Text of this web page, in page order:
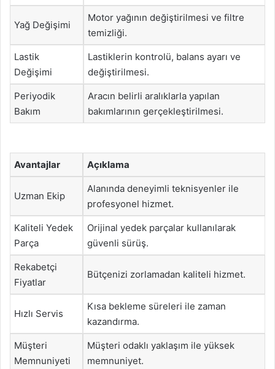
Yağ Değişimi
Motor yağının değiştirilmesi ve filtre
temizliği.
Lastik
Değişimi
Lastiklerin kontrolü, balans ayarı ve
değiştirilmesi.
Periyodik
Bakım
Aracın belirli aralıklarla yapılan
bakımlarının gerçekleştirilmesi.
Avantajlar Açıklama
Uzman Ekip
Alanında deneyimli teknisyenler ile
profesyonel hizmet.
Kaliteli Yedek
Parça
Orijinal yedek parçalar kullanılarak
güvenli sürüş.
Rekabetçi
Fiyatlar
Bütçenizi zorlamadan kaliteli hizmet.
Hızlı Servis
Kısa bekleme süreleri ile zaman
kazandırma.
Müşteri
Memnuniyeti
Müşteri odaklı yaklaşım ile yüksek
memnuniyet.